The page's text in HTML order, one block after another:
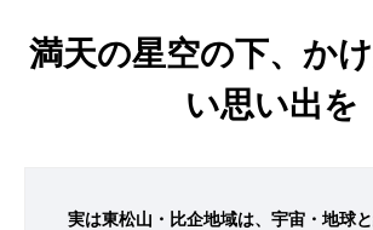
満天の星空の下、か
い思い出を
実は東松山・比企地域は、宇宙・地球